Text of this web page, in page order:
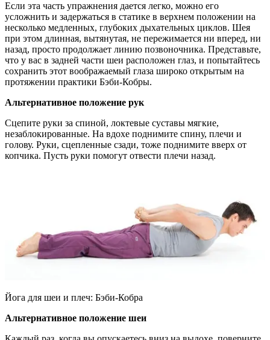
Если эта часть упражнения дается легко, можно его
усложнить и задержаться в статике в верхнем положении на
несколько медленных, глубоких дыхательных циклов. Шея
при этом длинная, вытянутая, не пережимается ни вперед, ни
назад, просто продолжает линию позвоночника. Представьте,
что у вас в задней части шеи расположен глаз, и попытайтесь
сохранить этот воображаемый глаза широко открытым на
протяжении практики Бэби-Кобры.
Альтернативное положение рук
Сцепите руки за спиной, локтевые суставы мягкие,
незаблокированные. На вдохе поднимите спину, плечи и
голову. Руки, сцепленные сзади, тоже поднимите вверх от
копчика. Пусть руки помогут отвести плечи назад.
Йога для шеи и плеч: Бэби-Кобра
Альтернативное положение шеи